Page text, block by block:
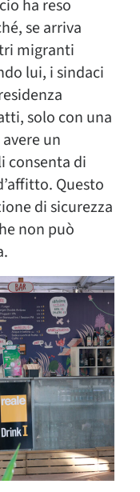
ha reso
se arriva
migranti
lui, i sindaci
solo con una
un
consenta di
Questo
di sicurezza
non può